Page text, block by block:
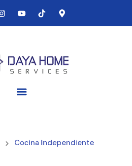
Cocina Independiente